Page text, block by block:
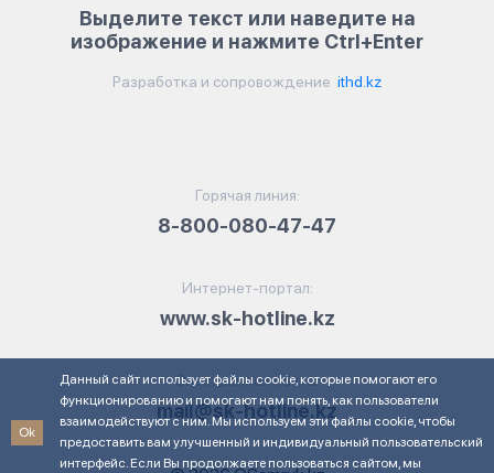
Выделите текст или наведите на
изображение и нажмите Ctrl+Enter
Разработка и сопровождение ithd.kz
Горячая линия:
8-800-080-47-47
Интернет-портал:
www.sk-hotline.kz
Электронная почта:
mail@sk-hotline.kz
Ok
Данный сайт использует файлы cookie, которые помогают его
функционированию и помогают нам понять, как пользователи
взаимодействуют с ним. Мы используем эти файлы cookie, чтобы
предоставить вам улучшенный и индивидуальный пользовательский
интерфейс. Если Вы продолжаете пользоваться сайтом, мы